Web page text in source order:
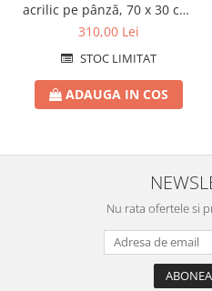
acrilic pe pânză, 70 x 30 cm,
iridescent
310,00 Lei
STOC LIMITAT
ADAUGA IN COS
Nu rata ofertele si